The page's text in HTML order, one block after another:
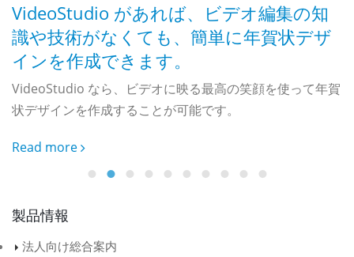
VideoStudio があれば、ビデオ編集の知
識や技術がなくても、簡単に年賀状デザ
インを作成できます。
VideoStudio なら、ビデオに映る最高の笑顔を使って年賀
状デザインを作成することが可能です。
Read more
製品情報
法人向け総合案内